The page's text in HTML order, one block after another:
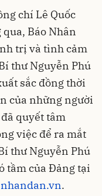
chí Lê Quốc
Báo Nhân
trị và tình cảm
thư Nguyễn Phú
sắc đồng thời
của những người
quyết tâm
việc để ra mắt
thư Nguyễn Phú
tầm của Đảng tại
.